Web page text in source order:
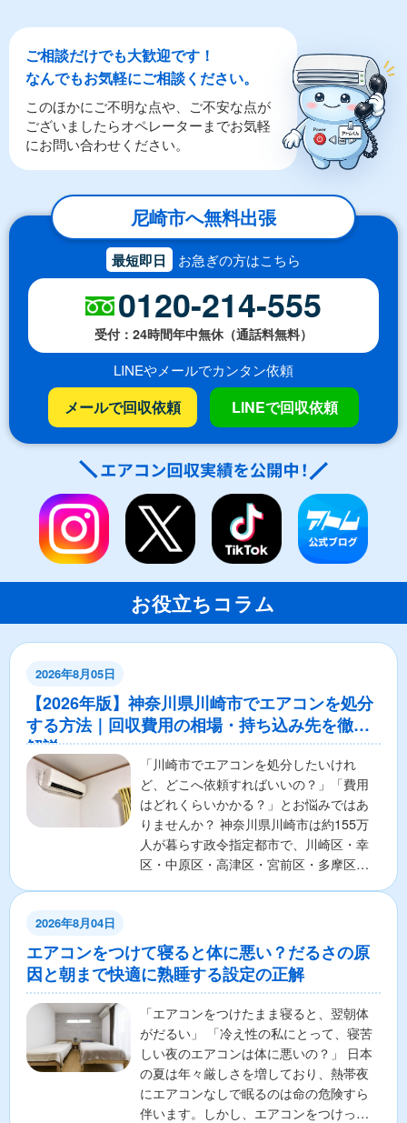
ご相談だけでも大歓迎です！
なんでもお気軽にご相談ください。
このほかにご不明な点や、ご不安な点が
ございましたらオペレーターまでお気軽
にお問い合わせください。
尼崎市へ無料出張
最短即日 お急ぎの方はこちら
0120-214-555
受付：24時間年中無休（通話料無料）
LINEやメールでカンタン依頼
メールで回収依頼 LINEで回収依頼
お役立ちコラム
2026年8月05日
【2026年版】神奈川県川崎市でエアコンを処分
する方法｜回収費用の相場・持ち込み先を徹底
解説
「川崎市でエアコンを処分したいけれ
ど、どこへ依頼すればいいの？」「費用
はどれくらいかかる？」とお悩みではあ
りませんか？ 神奈川県川崎市は約155万
人が暮らす政令指定都市で、川崎区・幸
区・中原区・高津区・宮前区・多摩区・
2026年8月04日
エアコンをつけて寝ると体に悪い？だるさの原
因と朝まで快適に熟睡する設定の正解
「エアコンをつけたまま寝ると、翌朝体
がだるい」 「冷え性の私にとって、寝苦
しい夜のエアコンは体に悪いの？」 日本
の夏は年々厳しさを増しており、熱帯夜
にエアコンなしで眠るのは命の危険すら
伴います。しかし、エアコンをつけっぱ